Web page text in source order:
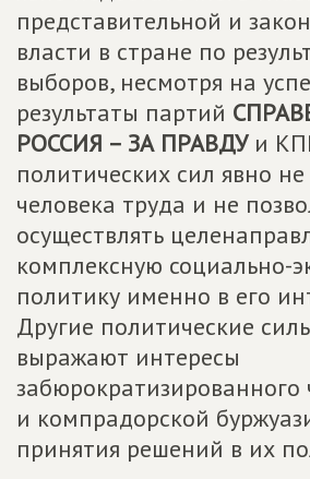
представительной и
власти в стране по
выборов, несмотря на
результаты партий
РОССИЯ – ЗА ПРАВДУи
политических сил явно не
человека труда и не
осуществлять
комплексную социально-
политику именно в его
Другие политические
выражают интересы
забюрократизированного
и компрадорской
принятия решений в их